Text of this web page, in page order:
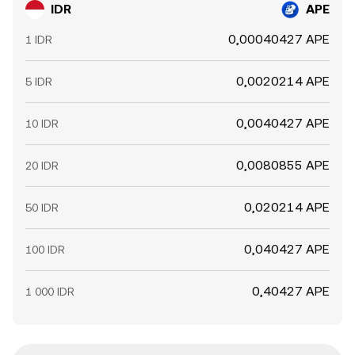
IDR APE
1 IDR 0,00040427 APE
5 IDR 0,0020214 APE
10 IDR 0,0040427 APE
20 IDR 0,0080855 APE
50 IDR 0,020214 APE
100 IDR 0,040427 APE
1 000 IDR 0,40427 APE